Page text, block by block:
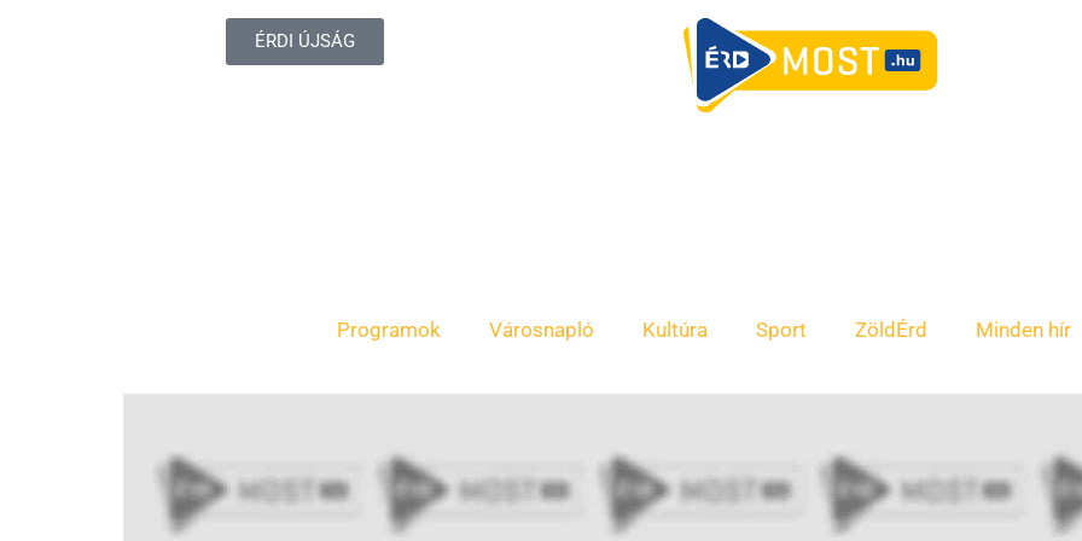
ÉRDI ÚJSÁG
Programok Városnapló Kultúra Sport ZöldÉrd Minden hír